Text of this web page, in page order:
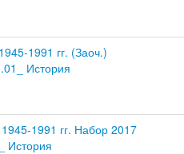
1991 гг. (Заоч.)
История
1991 гг. Набор 2017
История